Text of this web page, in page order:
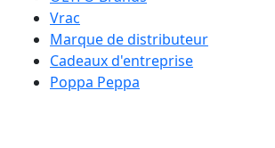
Vrac
Marque de distributeur
Cadeaux d'entreprise
Poppa Peppa